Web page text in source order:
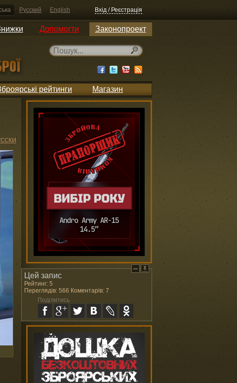
Русский English Вхід / Реєстрація
Допомогти Законопроект
рейтинги Магазин
Цей запис
Рейтинг: 5
Переглядів: 566 Коментарів: 7
Поділитись